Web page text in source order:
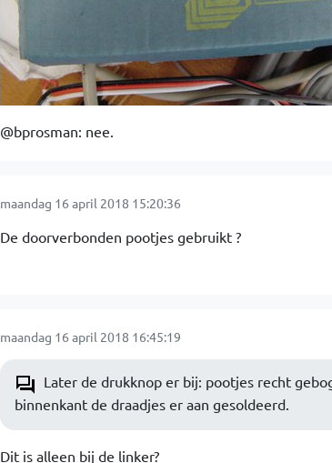
@bprosman: nee.
maandag 16 april 2018 15:20:36
De doorverbonden pootjes gebruikt ?
maandag 16 april 2018 16:45:19
Later de drukknop er bij: pootjes recht
binnenkant de draadjes er aan gesoldeerd.
Dit is alleen bij de linker?